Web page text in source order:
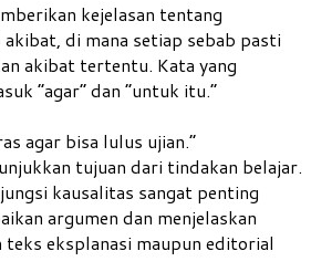
kejelasan tentang
akibat, di mana setiap sebab pasti
akibat tertentu. Kata yang
“agar” dan “untuk itu.”
agar bisa lulus ujian.”
tujuan dari tindakan belajar.
kausalitas sangat penting
argumen dan menjelaskan
teks eksplanasi maupun editorial